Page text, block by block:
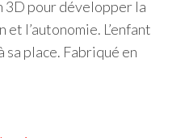
3D pour développer la
l’autonomie. L’enfant
place. Fabriqué en